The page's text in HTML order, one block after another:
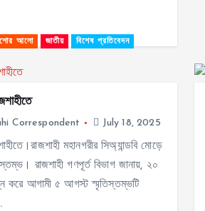
আলো জাতীয় বিশেষ প্রতিবেদন
Correspondent July 18, 2025
মহানগরীর সিঅ্যান্ডবি মোড়ে
রাজশাহী গণপূর্ত বিভাগ জানায়, ২০
করে আগামী ৫ আগস্ট স্মৃতিস্তম্ভটি